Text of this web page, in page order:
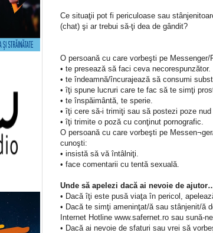
Ce situaţii pot fi periculoase sau
(chat) şi ar trebui să-ţi dea de gândit?
O persoană cu care vorbeşti pe
• te presează să faci ceva necorespunzător.
• te îndeamnă/încurajează să consumi
• îţi spune lucruri care te fac să te simţi
• te înspăimântă, te sperie.
• îţi cere să-i trimiţi sau să postezi poze nud
• îţi trimite o poză cu conţinut pornografic.
O persoană cu care vorbeşti pe
cunoşti:
• insistă să vă întâlniţi.
• face comentarii cu tentă sexuală.
Unde să apelezi dacă ai nevoie de
• Dacă îţi este pusă viaţa în pericol,
• Dacă te simţi ameninţat/ă sau stânjenit/ă
Internet Hotline www.safernet.ro sau sună-
• Dacă ai nevoie de sfaturi sau vrei să